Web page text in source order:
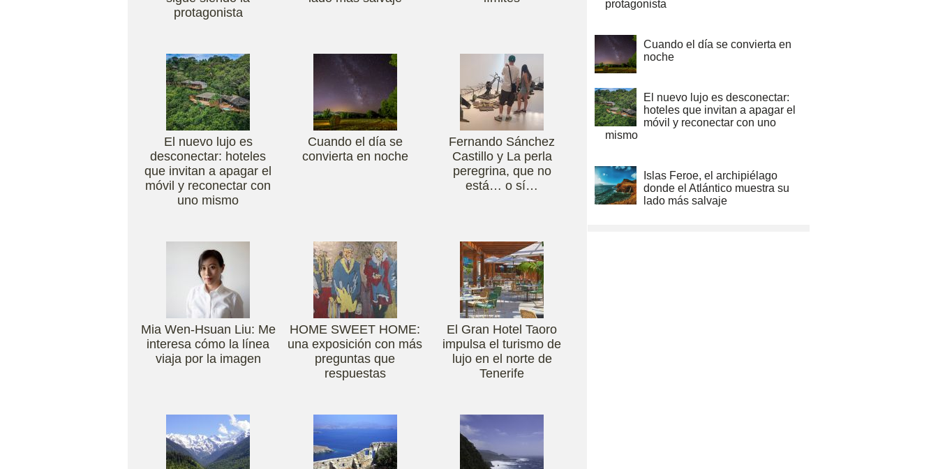
protagonista
El nuevo lujo es
desconectar: hoteles
que invitan a apagar el
móvil y reconectar con
uno mismo
Cuando el día se
convierta en noche
Fernando Sánchez
Castillo y La perla
peregrina, que no
está… o sí…
Mia Wen-Hsuan Liu: Me
interesa cómo la línea
viaja por la imagen
HOME SWEET HOME:
una exposición con más
preguntas que
respuestas
El Gran Hotel Taoro
impulsa el turismo de
lujo en el norte de
Tenerife
protagonista
Cuando el día se convierta en
noche
El nuevo lujo es desconectar:
hoteles que invitan a apagar el
móvil y reconectar con uno
mismo
Islas Feroe, el archipiélago
donde el Atlántico muestra su
lado más salvaje